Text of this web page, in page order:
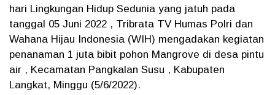
hari Lingkungan Hidup Sedunia yang jatuh pada
tanggal 05 Juni 2022 , Tribrata TV Humas Polri dan
Wahana Hijau Indonesia (WIH) mengadakan kegiatan
penanaman 1 juta bibit pohon Mangrove di desa pintu
air , Kecamatan Pangkalan Susu , Kabupaten
Langkat, Minggu (5/6/2022).